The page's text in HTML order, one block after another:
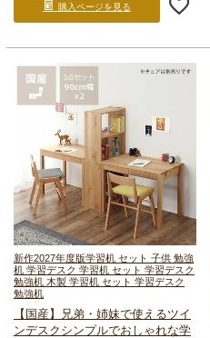
購入ページを見る
新作2027年度版学習机 セット 子供 勉強
机 学習デスク 学習机 セット 学習デスク
勉強机 木製 学習机 セット 学習デスク
勉強机
【国産】兄弟・姉妹で使えるツイ
ンデスク シンプルでおしゃれな学